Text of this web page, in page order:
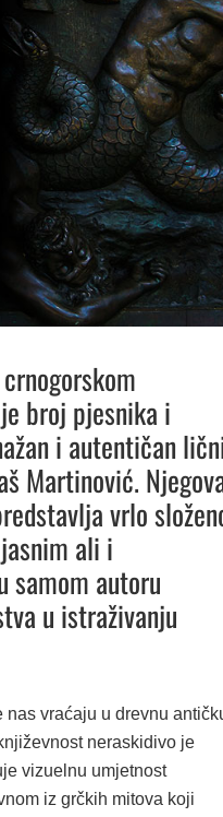
broj pjesnika i
i autentičan
Martinović.
vrlo
ali i
samom autoru
u istraživanju
vraćaju u drevnu
neraskidivo je
vizuelnu umjetnost
iz grčkih mitova koji